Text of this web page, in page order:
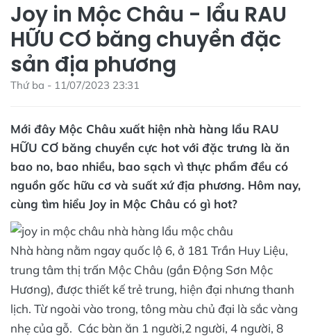
Joy in Mộc Châu - lẩu RAU
HỮU CƠ băng chuyền đặc
sản địa phương
Thứ ba - 11/07/2023 23:31
Mới đây Mộc Châu xuất hiện nhà hàng lẩu RAU
HỮU CƠ băng chuyền cực hot với đặc trưng là ăn
bao no, bao nhiều, bao sạch vì thực phẩm đều có
nguồn gốc hữu cơ và suất xứ địa phương. Hôm nay,
cùng tìm hiểu Joy in Mộc Châu có gì hot?
Nhà hàng nằm ngay quốc lộ 6, ở 181 Trần Huy Liệu,
trung tâm thị trấn Mộc Châu (gần Động Sơn Mộc
Hương), được thiết kế trẻ trung, hiện đại nhưng thanh
lịch. Từ ngoài vào trong, tông màu chủ đại là sắc vàng
nhẹ của gỗ. Các bàn ăn 1 người,2 người, 4 người, 8